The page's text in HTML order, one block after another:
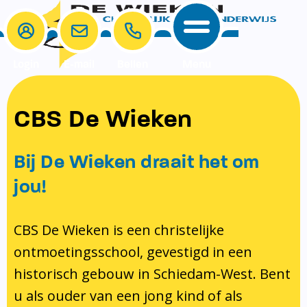
School
School
Onze visie rondom christelijke
identiteit
Pedagogisch klimaat en veiligheid
Bibliotheek
Ondersteuning
Ouders
MR & GMR
Aanmelden nieuwe leerling
Verlof aanvragen
Bibliotheek op school
Te weinig geld?
Contact
E-mail
CBS De Wieken
Bij De Wieken draait het om
jou!
CBS De Wieken is een christelijke
ontmoetingsschool, gevestigd in een
historisch gebouw in Schiedam-West. Bent
u als ouder van een jong kind of als